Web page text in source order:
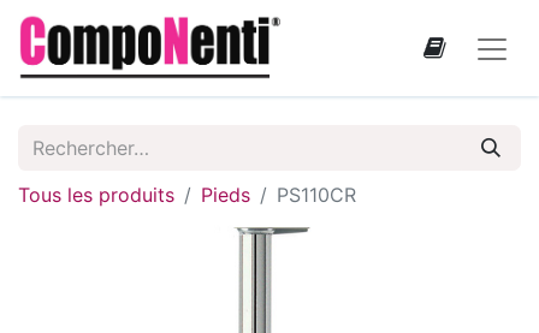
Tous les produits Pieds PS110CR